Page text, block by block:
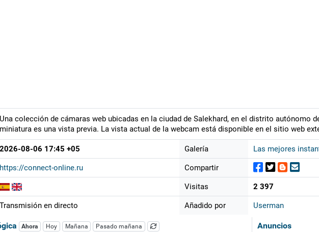
Una colección de cámaras web ubicadas en la ciudad de Salekhard, en el distrito autónomo
miniatura es una vista previa. La vista actual de la webcam está disponible en el sitio web
2026-08-06 17:45 +05
https://connect-online.ru
Transmisión en directo
Galería Las mejores
Compartir
Visitas 2 397
Añadido por Userman
Anuncios
Ahora Hoy Mañana Pasado mañana